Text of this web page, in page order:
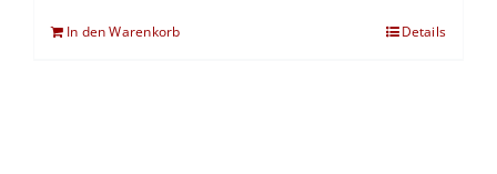
In den Warenkorb Details